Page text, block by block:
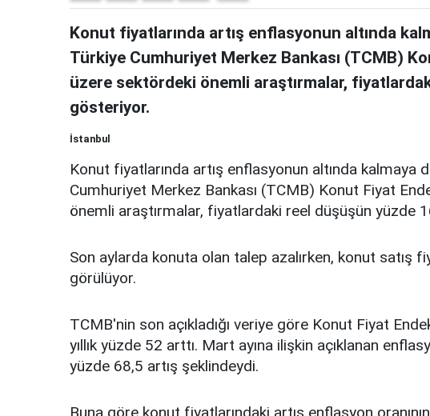
Konut fiyatlarında artış enflasyonun altında
Türkiye Cumhuriyet Merkez Bankası (TCMB)
üzere sektördeki önemli araştırmalar,
gösteriyor.
İstanbul
Konut fiyatlarında artış enflasyonun altında kalmaya
Cumhuriyet Merkez Bankası (TCMB) Konut Fiyat
önemli araştırmalar, fiyatlardaki reel düşüşün yüzde
Son aylarda konuta olan talep azalırken, konut satış
görülüyor.
TCMB'nin son açıkladığı veriye göre Konut Fiyat
yıllık yüzde 52 arttı. Mart ayına ilişkin açıklanan
yüzde 68,5 artış şeklindeydi.